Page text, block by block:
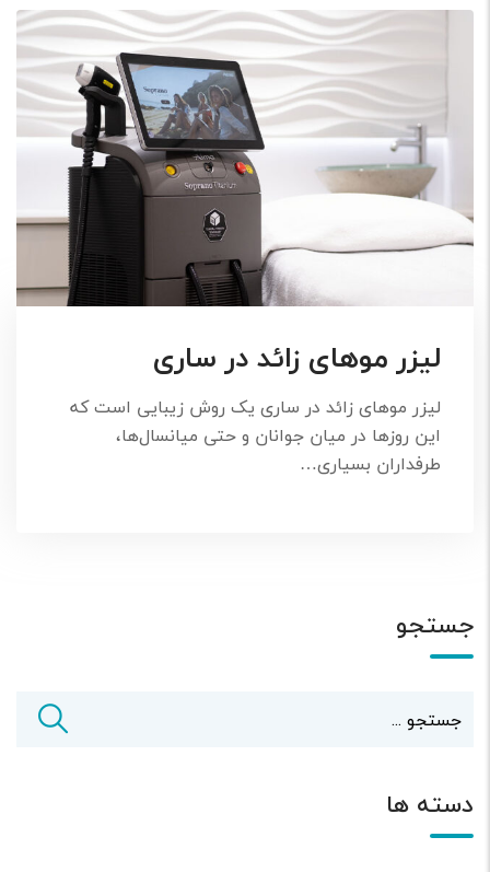
لیزر موهای زائد در ساری
لیزر موهای زائد در ساری یک روش زیبایی است که
این روزها در میان جوانان و حتی میانسال‌ها،
طرفداران بسیاری…
جستجو
دسته ها